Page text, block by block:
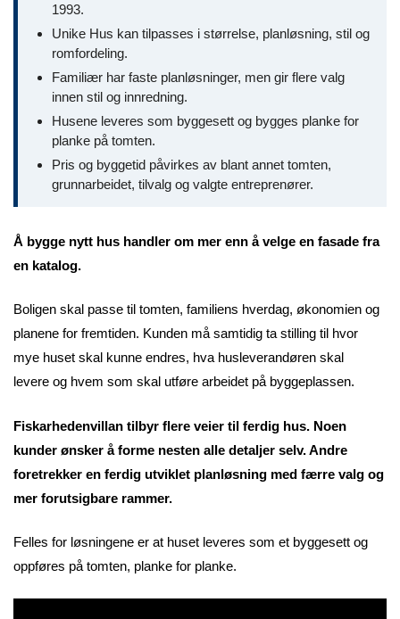
1993.
Unike Hus kan tilpasses i størrelse, planløsning, stil og
romfordeling.
Familiær har faste planløsninger, men gir flere valg
innen stil og innredning.
Husene leveres som byggesett og bygges planke for
planke på tomten.
Pris og byggetid påvirkes av blant annet tomten,
grunnarbeidet, tilvalg og valgte entreprenører.
Å bygge nytt hus handler om mer enn å velge en fasade fra
en katalog.
Boligen skal passe til tomten, familiens hverdag, økonomien og
planene for fremtiden. Kunden må samtidig ta stilling til hvor
mye huset skal kunne endres, hva husleverandøren skal
levere og hvem som skal utføre arbeidet på byggeplassen.
Fiskarhedenvillan tilbyr flere veier til ferdig hus. Noen
kunder ønsker å forme nesten alle detaljer selv. Andre
foretrekker en ferdig utviklet planløsning med færre valg og
mer forutsigbare rammer.
Felles for løsningene er at huset leveres som et byggesett og
oppføres på tomten, planke for planke.